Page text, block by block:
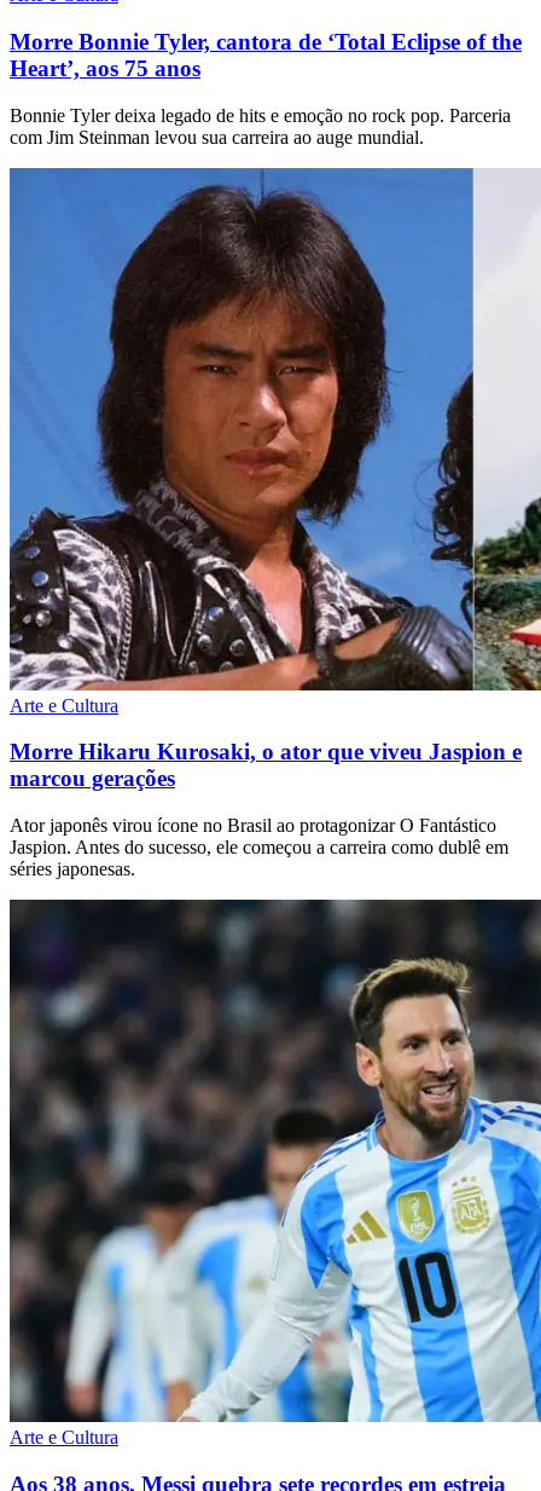
Morre Bonnie Tyler, cantora de ‘Total Eclipse of the
Heart’, aos 75 anos
Bonnie Tyler deixa legado de hits e emoção no rock pop. Parceria
com Jim Steinman levou sua carreira ao auge mundial.
Arte e Cultura
Morre Hikaru Kurosaki, o ator que viveu Jaspion e
marcou gerações
Ator japonês virou ícone no Brasil ao protagonizar O Fantástico
Jaspion. Antes do sucesso, ele começou a carreira como dublê em
séries japonesas.
Arte e Cultura
Aos 38 anos, Messi quebra sete recordes em estreia